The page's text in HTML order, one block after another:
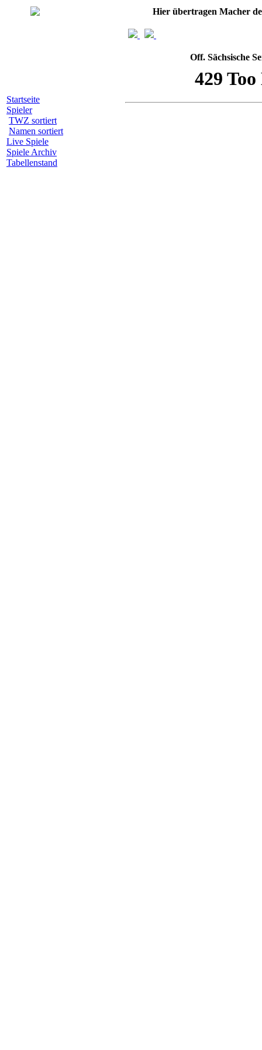
Startseite
Spieler
TWZ sortiert
Namen sortiert
Live Spiele
Spiele Archiv
Tabellenstand
Hier übertragen Macher
Off. Sächsische